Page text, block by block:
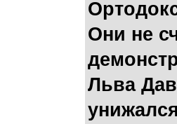
Они не
Льва